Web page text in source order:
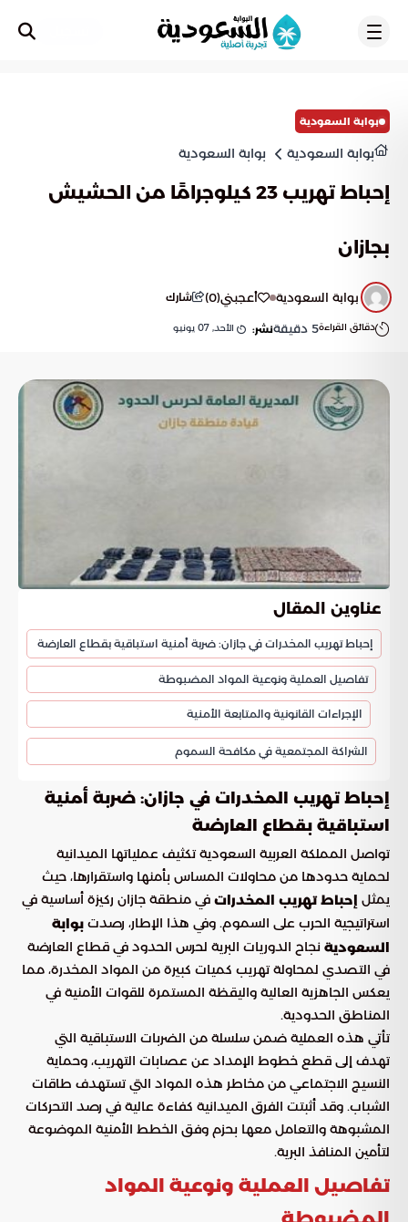
بوابة السعودية
بوابة السعودية بوابة السعودية
إحباط تهريب 23 كيلوجرامًا من الحشيش
بجازان
بوابة السعودية أعجبني(
0
) شارك
دقائق القراءة5 دقيقةنشر: الأحد, 07 يونيو
عناوين المقال
إحباط تهريب المخدرات في جازان: ضربة أمنية استباقية بقطاع العارضة
تفاصيل العملية ونوعية المواد المضبوطة
الإجراءات القانونية والمتابعة الأمنية
الشراكة المجتمعية في مكافحة السموم
إحباط تهريب المخدرات في جازان: ضربة أمنية
استباقية بقطاع العارضة
تواصل المملكة العربية السعودية تكثيف عملياتها الميدانية
لحماية حدودها من محاولات المساس بأمنها واستقرارها، حيث
يمثل إحباط تهريب المخدرات في منطقة جازان ركيزة أساسية في
استراتيجية الحرب على السموم. وفي هذا الإطار، رصدت بوابة
السعودية نجاح الدوريات البرية لحرس الحدود في قطاع العارضة
في التصدي لمحاولة تهريب كميات كبيرة من المواد المخدرة، مما
يعكس الجاهزية العالية واليقظة المستمرة للقوات الأمنية في
المناطق الحدودية.
تأتي هذه العملية ضمن سلسلة من الضربات الاستباقية التي
تهدف إلى قطع خطوط الإمداد عن عصابات التهريب، وحماية
النسيج الاجتماعي من مخاطر هذه المواد التي تستهدف طاقات
الشباب. وقد أثبتت الفرق الميدانية كفاءة عالية في رصد التحركات
المشبوهة والتعامل معها بحزم وفق الخطط الأمنية الموضوعة
لتأمين المنافذ البرية.
تفاصيل العملية ونوعية المواد